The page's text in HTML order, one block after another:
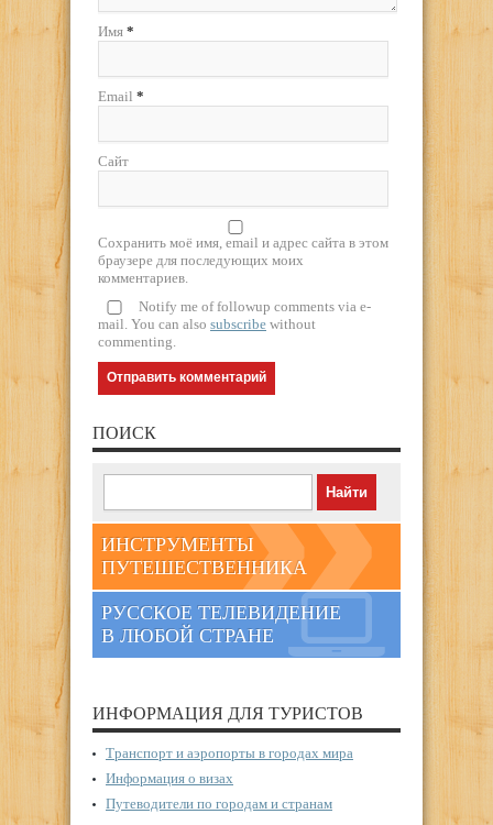
Имя *
Email *
Сайт
Сохранить моё имя, email и адрес сайта в этом
браузере для последующих моих
комментариев.
Notify me of followup comments via e-
mail. You can also subscribe without
commenting.
ПОИСК
ИНСТРУМЕНТЫ
ПУТЕШЕСТВЕННИКА
РУССКОЕ ТЕЛЕВИДЕНИЕ
В ЛЮБОЙ СТРАНЕ
ИНФОРМАЦИЯ ДЛЯ ТУРИСТОВ
Транспорт и аэропорты в городах мира
Информация о визах
Путеводители по городам и странам